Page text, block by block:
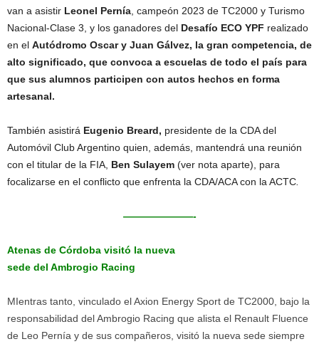
van a asistir Leonel Pernía , campeón 2023 de TC2000 y Turismo
Nacional-Clase 3, y los ganadores del Desafío ECO YPF realizado
en el Autódromo Oscar y Juan Gálvez, la gran competencia, de
alto significado, que convoca a escuelas de todo el país para
que sus alumnos participen con autos hechos en forma
artesanal.
También asistirá Eugenio Breard, presidente de la CDA del
Automóvil Club Argentino quien, además, mantendrá una reunión
con el titular de la FIA, Ben Sulayem (ver nota aparte), para
focalizarse en el conflicto que enfrenta la CDA/ACA con la ACTC
———————-
Atenas de Córdoba visitó la nueva
sede del Ambrogio Racing
MIentras tanto, vinculado el Axion Energy Sport de TC2000, bajo la
responsabilidad del Ambrogio Racing que alista el Renault Fluence
de Leo Pernía y de sus compañeros, visitó la nueva sede siempre